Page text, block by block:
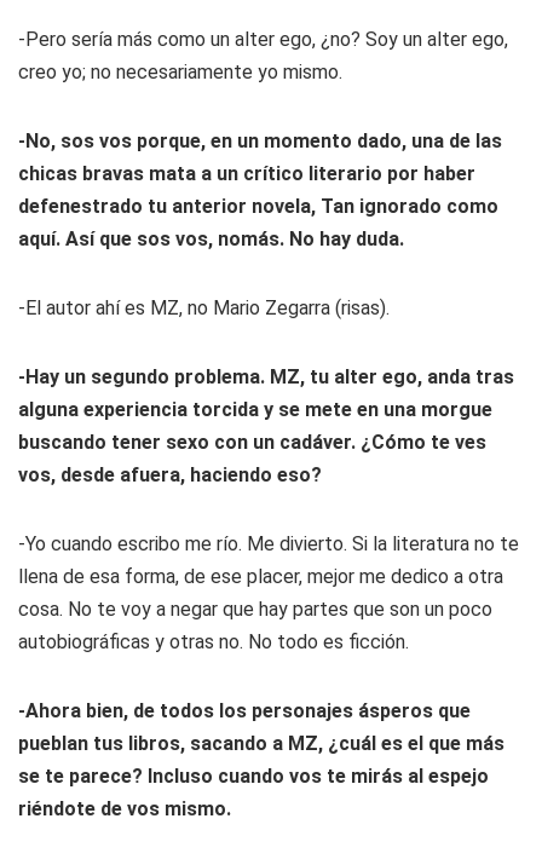
-Pero sería más como un alter ego, ¿no? Soy un alter ego,
creo yo; no necesariamente yo mismo.
-No, sos vos porque, en un momento dado, una de las
chicas bravas mata a un crítico literario por haber
defenestrado tu anterior novela, Tan ignorado como
aquí. Así que sos vos, nomás. No hay duda.
-El autor ahí es MZ, no Mario Zegarra (risas).
-Hay un segundo problema. MZ, tu alter ego, anda tras
alguna experiencia torcida y se mete en una morgue
buscando tener sexo con un cadáver. ¿Cómo te ves
vos, desde afuera, haciendo eso?
-Yo cuando escribo me río. Me divierto. Si la literatura no te
llena de esa forma, de ese placer, mejor me dedico a otra
cosa. No te voy a negar que hay partes que son un poco
autobiográficas y otras no. No todo es ficción.
-Ahora bien, de todos los personajes ásperos que
pueblan tus libros, sacando a MZ, ¿cuál es el que más
se te parece? Incluso cuando vos te mirás al espejo
riéndote de vos mismo.